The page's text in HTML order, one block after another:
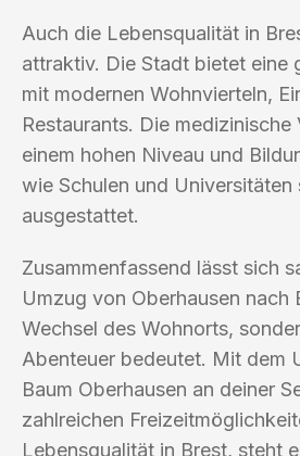
Auch die Lebensqualität in
attraktiv. Die Stadt bietet eine
mit modernen Wohnvierteln,
Restaurants. Die
einem hohen Niveau und
wie Schulen und Universitäten
ausgestattet.
Zusammenfassend lässt sich
Umzug von Oberhausen nach
Wechsel des Wohnorts,
Abenteuer bedeutet. Mit dem
Baum Oberhausen an deiner
zahlreichen
Lebensqualität in Brest, steht